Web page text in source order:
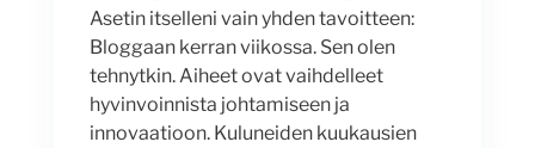
Asetin itselleni vain yhden tavoitteen:
Bloggaan kerran viikossa. Sen olen
tehnytkin. Aiheet ovat vaihdelleet
hyvinvoinnista johtamiseen ja
innovaatioon. Kuluneiden kuukausien